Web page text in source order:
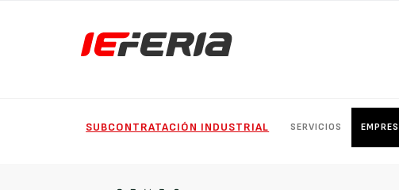
SUBCONTRATACIÓN INDUSTRIAL SERVICIOS